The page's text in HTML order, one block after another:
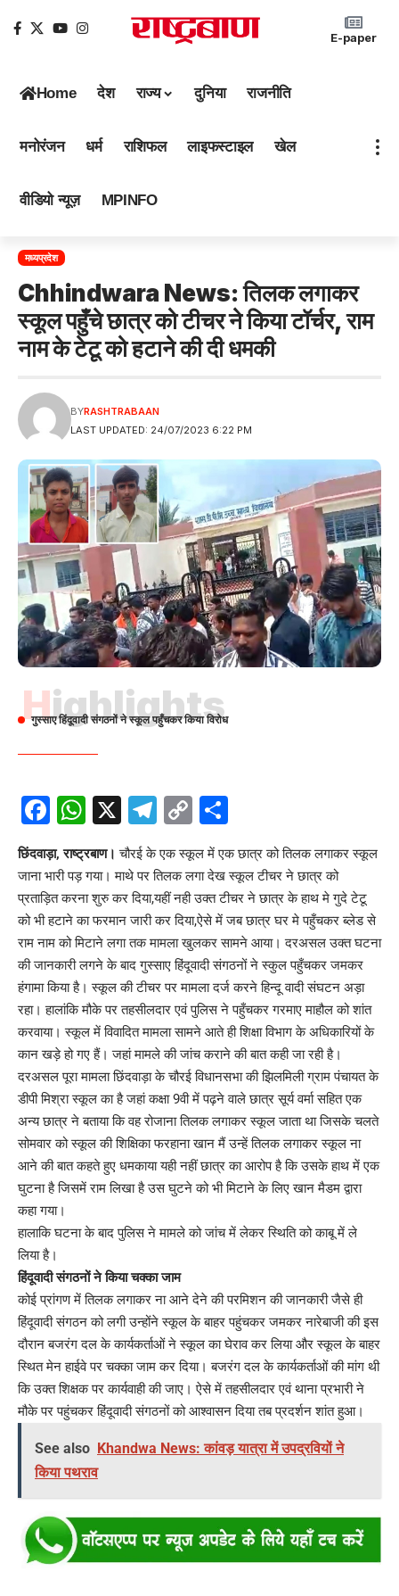
E-paper
Home देश राज्य दुनिया राजनीति
मनोरंजन धर्म राशिफल लाइफस्टाइल खेल
वीडियो न्यूज़ MPINFO
मध्यप्रदेश
Chhindwara News: तिलक लगाकर
स्कूल पहुँचे छात्र को टीचर ने किया टॉर्चर, राम
नाम के टेटू को हटाने की दी धमकी
LAST UPDATED: 24/07/2023 6:22 PM
BYRASHTRABAAN
Highlights
गुस्साए हिंदूवादी संगठनों ने स्कूल पहुँचकर किया विरोध
Facebook
WhatsApp
X Telegram
Copy
Link
छिंदवाड़ा, राष्ट्रबाण। चौरई के एक स्कूल में एक छात्र को तिलक लगाकर स्कूल
जाना भारी पड़ गया। माथे पर तिलक लगा देख स्कूल टीचर ने छात्र को
प्रताड़ित करना शुरु कर दिया,यहीं नही उक्त टीचर ने छात्र के हाथ मे गुदे टेटू
को भी हटाने का फरमान जारी कर दिया,ऐसे में जब छात्र घर मे पहुँचकर ब्लेड से
राम नाम को मिटाने लगा तक मामला खुलकर सामने आया। दरअसल उक्त घटना
की जानकारी लगने के बाद गुस्साए हिंदूवादी संगठनों ने स्कुल पहुँचकर जमकर
हंगामा किया है। स्कूल की टीचर पर मामला दर्ज करने हिन्दू वादी संघटन अड़ा
रहा। हालांकि मौके पर तहसीलदार एवं पुलिस ने पहुँचकर गरमाए माहौल को शांत
करवाया। स्कूल में विवादित मामला सामने आते ही शिक्षा विभाग के अधिकारियों के
कान खड़े हो गए हैं। जहां मामले की जांच कराने की बात कही जा रही है।
दरअसल पूरा मामला छिंदवाड़ा के चौरई विधानसभा की झिलमिली ग्राम पंचायत के
डीपी मिश्रा स्कूल का है जहां कक्षा 9वी में पढ़ने वाले छात्र सूर्य वर्मा सहित एक
अन्य छात्र ने बताया कि वह रोजाना तिलक लगाकर स्कूल जाता था जिसके चलते
सोमवार को स्कूल की शिक्षिका फरहाना खान मैं उन्हें तिलक लगाकर स्कूल ना
आने की बात कहते हुए धमकाया यही नहीं छात्र का आरोप है कि उसके हाथ में एक
घुटना है जिसमें राम लिखा है उस घुटने को भी मिटाने के लिए खान मैडम द्वारा
कहा गया।
हालाकि घटना के बाद पुलिस ने मामले को जांच में लेकर स्थिति को काबू में ले
लिया है।
हिंदूवादी संगठनों ने किया चक्का जाम
कोई प्रांगण में तिलक लगाकर ना आने देने की परमिशन की जानकारी जैसे ही
हिंदूवादी संगठन को लगी उन्होंने स्कूल के बाहर पहुंचकर जमकर नारेबाजी की इस
दौरान बजरंग दल के कार्यकर्ताओं ने स्कूल का घेराव कर लिया और स्कूल के बाहर
स्थित मेन हाईवे पर चक्का जाम कर दिया। बजरंग दल के कार्यकर्ताओं की मांग थी
कि उक्त शिक्षक पर कार्यवाही की जाए। ऐसे में तहसीलदार एवं थाना प्रभारी ने
मौके पर पहुंचकर हिंदूवादी संगठनों को आश्वासन दिया तब प्रदर्शन शांत हुआ।
See also Khandwa News: कांवड़ यात्रा में उपद्रवियों ने
किया पथराव